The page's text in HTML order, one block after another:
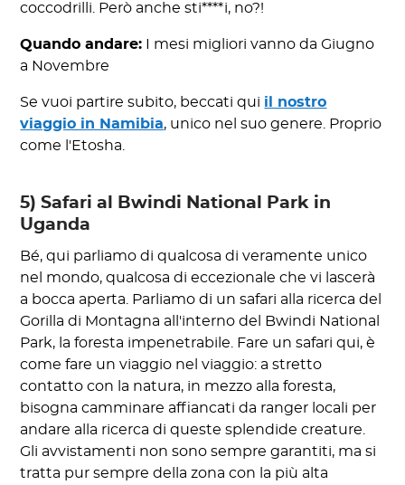
coccodrilli. Però anche sti****i, no?!
Quando andare: I mesi migliori vanno da Giugno
a Novembre
Se vuoi partire subito, beccati qui il nostro
viaggio in Namibia, unico nel suo genere. Proprio
come l'Etosha.
5) Safari al Bwindi National Park in
Uganda
Bé, qui parliamo di qualcosa di veramente unico
nel mondo, qualcosa di eccezionale che vi lascerà
a bocca aperta. Parliamo di un safari alla ricerca del
Gorilla di Montagna all'interno del Bwindi National
Park, la foresta impenetrabile. Fare un safari qui, è
come fare un viaggio nel viaggio: a stretto
contatto con la natura, in mezzo alla foresta,
bisogna camminare affiancati da ranger locali per
andare alla ricerca di queste splendide creature.
Gli avvistamenti non sono sempre garantiti, ma si
tratta pur sempre della zona con la più alta